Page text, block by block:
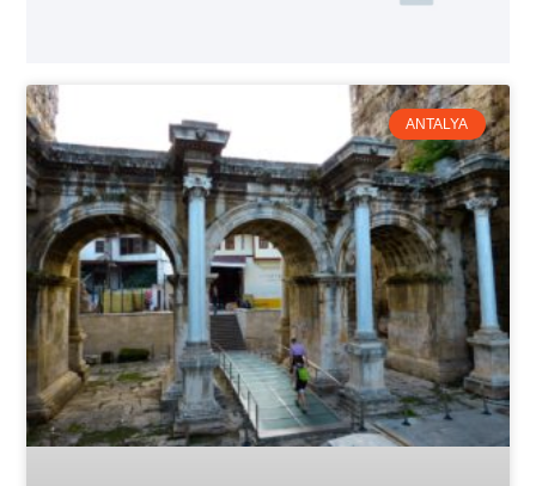
ANTALYA